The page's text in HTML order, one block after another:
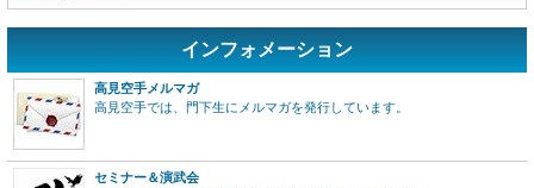
インフォメーション
高見空手メルマガ
高見空手では、門下生にメルマガを発行しています。
セミナー＆演武会